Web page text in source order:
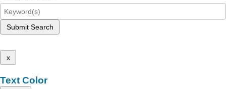
Submit Search
x
Text Color